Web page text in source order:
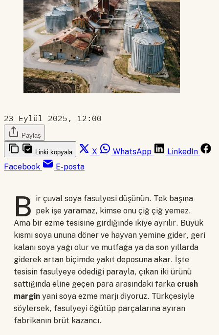
23 Eylül 2025, 12:00
Paylaş
Linki kopyala X WhatsApp
LinkedIn
Facebook
E-posta
B ir çuval soya fasulyesi düşünün. Tek başına
pek işe yaramaz, kimse onu çiğ çiğ yemez.
Ama bir ezme tesisine girdiğinde ikiye ayrılır. Büyük
kısmı soya ununa döner ve hayvan yemine gider, geri
kalanı soya yağı olur ve mutfağa ya da son yıllarda
giderek artan biçimde yakıt deposuna akar. İşte
tesisin fasulyeye ödediği parayla, çıkan iki ürünü
sattığında eline geçen para arasındaki farka crush
margin yani soya ezme marjı diyoruz. Türkçesiyle
söylersek, fasulyeyi öğütüp parçalarına ayıran
fabrikanın brüt kazancı.